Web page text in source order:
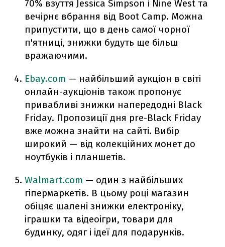
70% взуття Jessica Simpson і Nine West та
вечірнє вбрання від Boot Camp. Можна
припустити, що в день самої чорної
п'ятниці, знижки будуть ще більш
вражаючими.
Ebay.com — найбільший аукціон в світі
онлайн-аукціонів також пропонує
привабливі знижки напередодні Black
Friday. Пропозиції дня pre-Black Friday
вже можна знайти на сайті. Вибір
широкий — від колекційних монет до
ноутбуків і планшетів.
Walmart.com — один з найбільших
гіпермаркетів. В цьому році магазин
обіцяє шалені знижки електроніку,
іграшки та відеоігри, товари для
будинку, одяг і ідеї для подарунків.